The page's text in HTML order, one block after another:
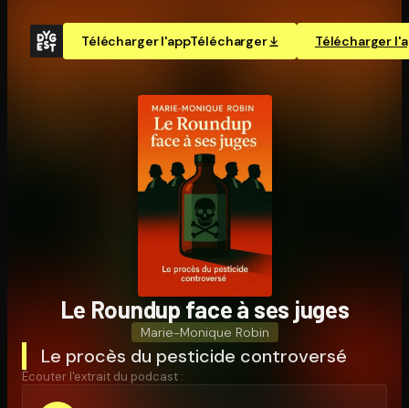
Télécharger l'appTélécharger Télécharger
Le Roundup face à ses juges
Marie-Monique Robin
Le procès du pesticide controversé
Écouter l'extrait du podcast :